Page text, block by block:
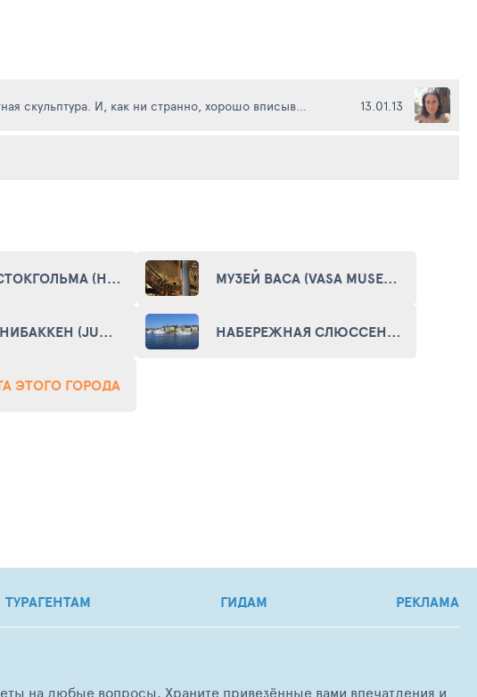
Любопытная скульптура. И, как ни странно, хорошо вписывается в окружение. 13.01.13
РАТУША СТОКГОЛЬМА (HALL OF STOCKHOLM) МУЗЕЙ ВАСА (VASA MUSEUM)
МУЗЕЙ ЮНИБАККЕН (JUNIBACKEN) НАБЕРЕЖНАЯ СЛЮССЕН (SLUSSEN EMBANKMENT)
ЭТОГО ГОРОДА
ТУРАГЕНТАМ ГИДАМ РЕКЛАМА
на любые вопросы. Храните привезённые вами впечатления и